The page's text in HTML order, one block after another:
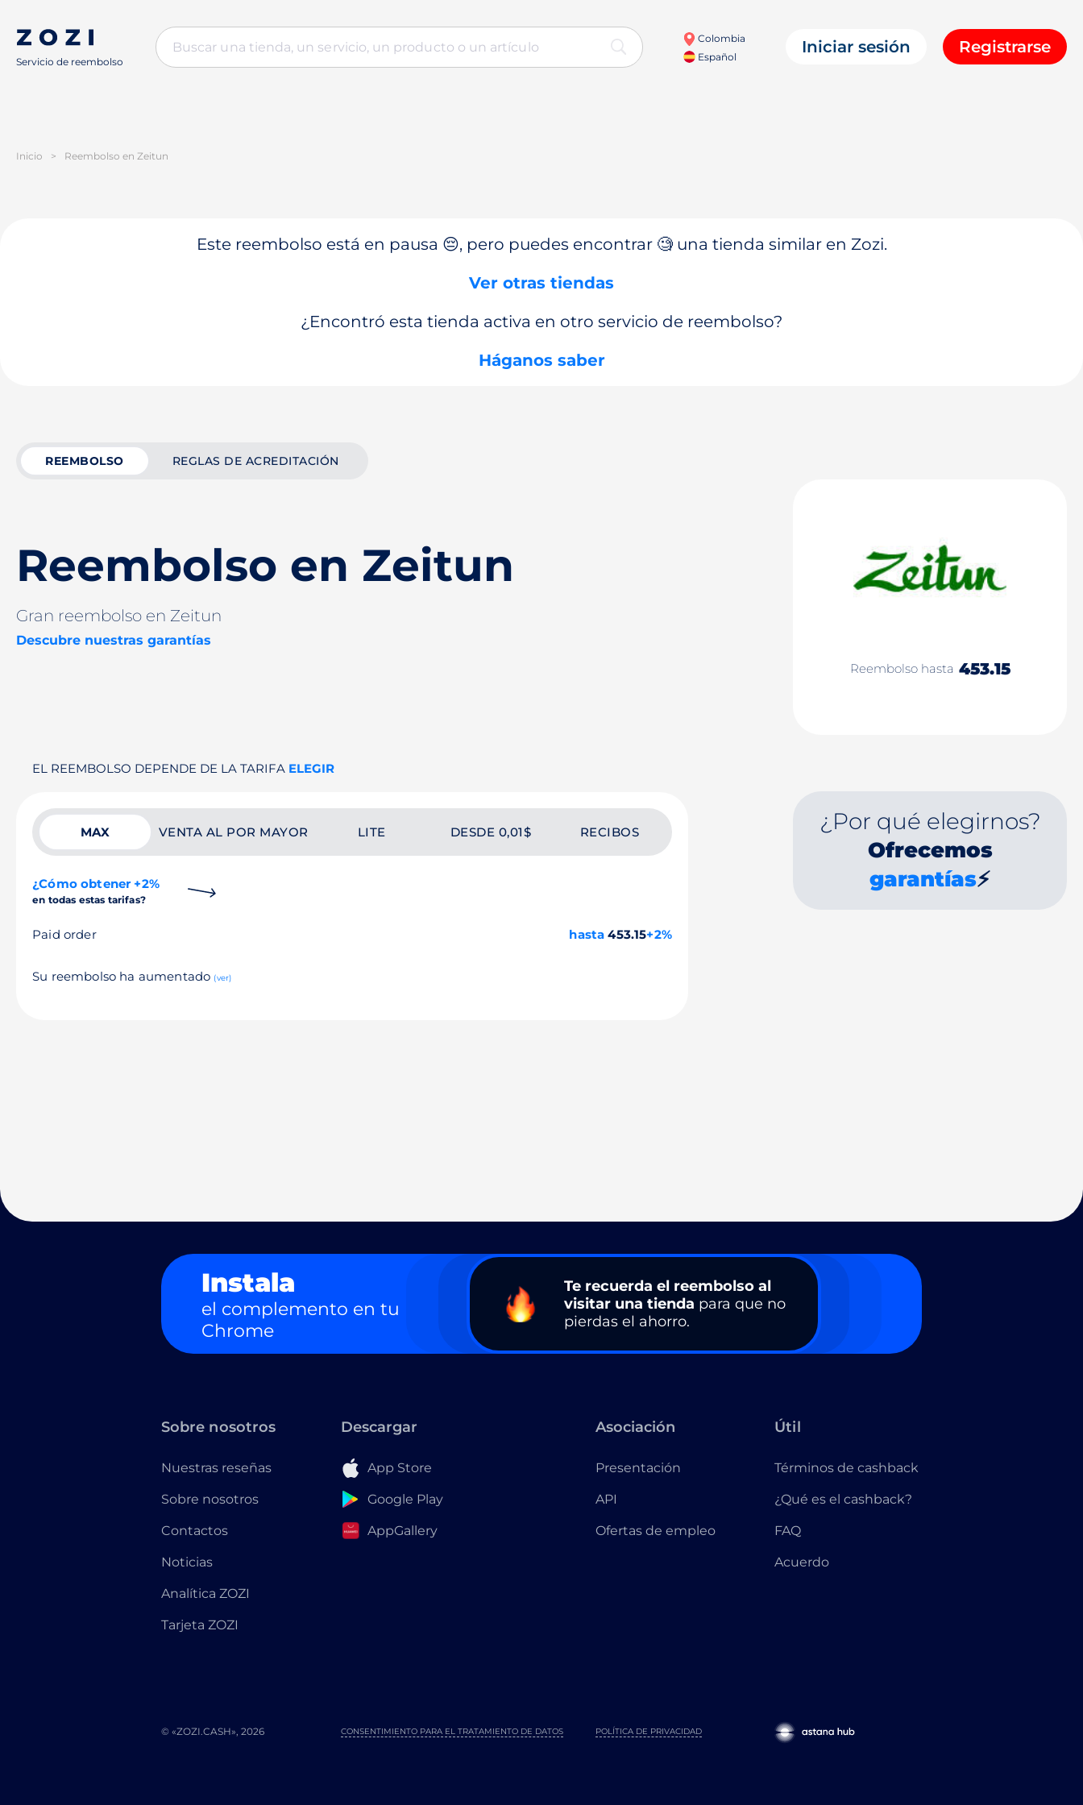
Servicio de reembolso
Colombia
Español
Iniciar sesión Registrarse
Inicio > Reembolso en Zeitun
Este reembolso está en pausa 😔, pero puedes encontrar 🧐 una tienda similar en Zozi.
Ver otras tiendas
¿Encontró esta tienda activa en otro servicio de reembolso?
Háganos saber
REEMBOLSO REGLAS DE ACREDITACIÓN
Reembolso en Zeitun
Gran reembolso en Zeitun
Descubre nuestras garantías
Reembolso hasta 453.15
EL REEMBOLSO DEPENDE DE LA TARIFA ELEGIR
MAX VENTA AL POR MAYOR LITE DESDE 0,01$ RECIBOS
¿Cómo obtener +2%
en todas estas tarifas?
Paid order hasta 453.15+2%
Su reembolso ha aumentado (ver)
¿Por qué elegirnos?
Ofrecemos
garantías⚡
Instala
el complemento en tu
Chrome
Te recuerda el reembolso al
visitar una tienda para que no
pierdas el ahorro.
Sobre nosotros
Nuestras reseñas
Sobre nosotros
Contactos
Noticias
Analítica ZOZI
Tarjeta ZOZI
Descargar
App Store
Google Play
AppGallery
Asociación
Presentación
API
Ofertas de empleo
Útil
Términos de cashback
¿Qué es el cashback?
FAQ
Acuerdo
© «ZOZI.CASH», 2026 POLÍTICA DE PRIVACIDAD
CONSENTIMIENTO PARA EL TRATAMIENTO DE DATOS